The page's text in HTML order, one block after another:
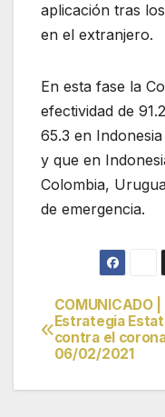
aplicación tras
en el extranjero.
En esta fase la
efectividad de
65.3 en
y que en
Colombia,
de emergencia.
de
entradas
COMUNICADO |
Estrategia
contra el
06/02/2021